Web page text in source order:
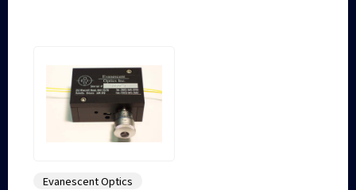
Evanescent Optics